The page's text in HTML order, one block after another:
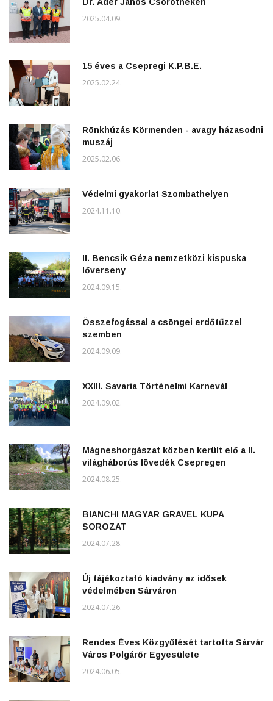
2025.04.09.
15 éves a Csepregi K.P.B.E.
2025.02.24.
Rönkhúzás Körmenden - avagy házasodni
muszáj
2025.02.06.
Védelmi gyakorlat Szombathelyen
2024.11.10.
II. Bencsik Géza nemzetközi kispuska
lőverseny
2024.09.15.
Összefogással a csöngei erdőtűzzel
szemben
2024.09.09.
XXIII. Savaria Történelmi Karnevál
2024.09.02.
Mágneshorgászat közben került elő a II.
világháborús lövedék Csepregen
2024.08.25.
BIANCHI MAGYAR GRAVEL KUPA
SOROZAT
2024.07.28.
Új tájékoztató kiadvány az idősek
védelmében Sárváron
2024.07.26.
Rendes Éves Közgyűlését tartotta Sárvár
Város Polgárőr Egyesülete
2024.06.05.